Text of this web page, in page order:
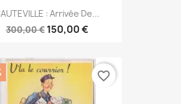
: Arrivée De...
300,00 € 150,00 €
favorite_border